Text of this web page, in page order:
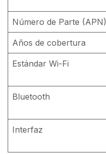
Número de Parte (APN)
Años de cobertura
Estándar Wi-Fi
Bluetooth
Interfaz